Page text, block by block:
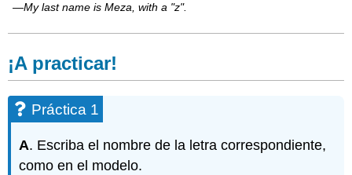
—My last name is Meza, with a "z".
¡A practicar!
Práctica 1
A. Escriba el nombre de la letra correspondiente,
como en el modelo.